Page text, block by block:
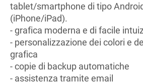
tablet/smartphone di tipo
(iPhone/iPad).
- grafica moderna e di facile
- personalizzazione dei colori e
grafica
- copie di backup automatiche
- assistenza tramite email